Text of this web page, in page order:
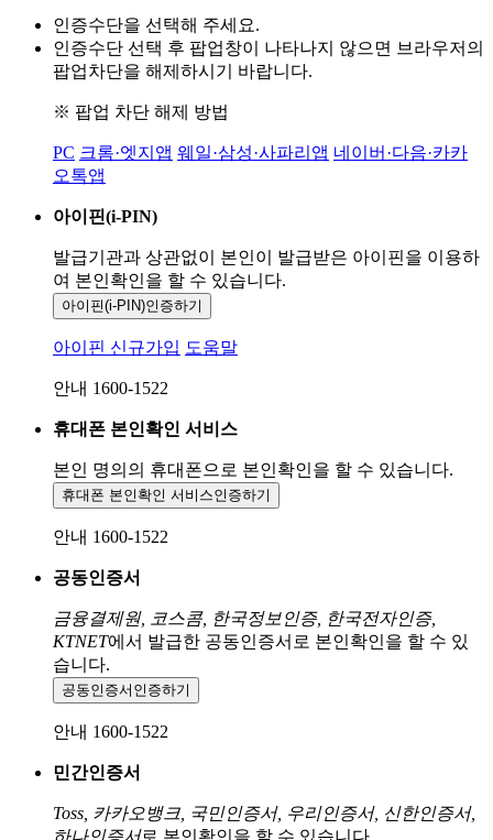
인증수단을 선택해 주세요.
인증수단 선택 후 팝업창이 나타나지 않으면 브라우저의
팝업차단을 해제하시기 바랍니다.
※ 팝업 차단 해제 방법
PC 크롬·엣지앱 웨일·삼성·사파리앱 네이버·다음·카카
오톡앱
아이핀(i-PIN)
발급기관과 상관없이 본인이 발급받은 아이핀을 이용하
여 본인확인을 할 수 있습니다.
아이핀(i-PIN)인증하기
아이핀 신규가입 도움말
안내 1600-1522
휴대폰 본인확인 서비스
본인 명의의 휴대폰으로 본인확인을 할 수 있습니다.
휴대폰 본인확인 서비스인증하기
안내 1600-1522
공동인증서
금융결제원, 코스콤, 한국정보인증, 한국전자인증,
KTNET에서 발급한 공동인증서로 본인확인을 할 수 있
습니다.
공동인증서 인증하기
안내 1600-1522
민간인증서
Toss, 카카오뱅크, 국민인증서, 우리인증서, 신한인증서,